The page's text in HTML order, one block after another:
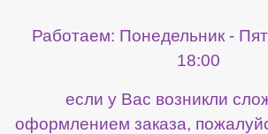
Работаем: Понедельник -
18:00
если у Вас возникли
оформлением заказа,